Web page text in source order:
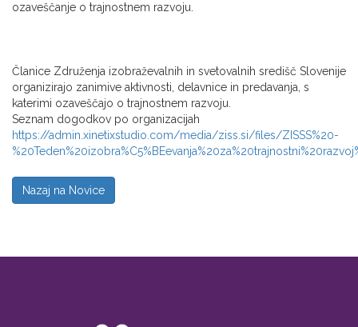
ozaveščanje o trajnostnem razvoju.
Članice Združenja izobraževalnih in svetovalnih središč Slovenije
organizirajo zanimive aktivnosti, delavnice in predavanja, s
katerimi ozaveščajo o trajnostnem razvoju.
Seznam dogodkov po organizacijah
https://admin.xinetixstudio.com/media/ziss.si/files/ZISSS%20-
Nazaj na Novice